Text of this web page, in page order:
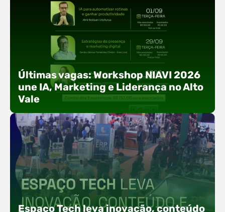
Últimas vagas: Workshop NIAVI 2026
une IA, Marketing e Liderança no Alto
Vale
Com o objetivo de impulsionar a produtividade, a
presença digital e a gestão nas empresas do
Espaço Tech leva inovação, conteúdo